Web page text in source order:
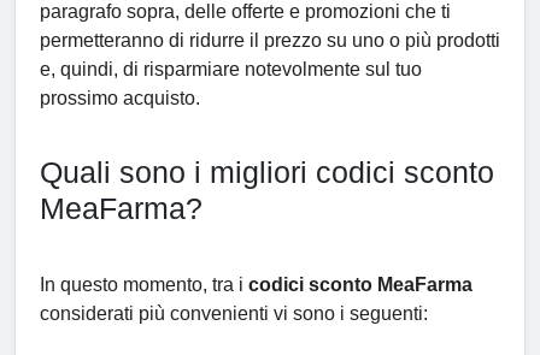
paragrafo sopra, delle offerte e promozioni che ti
permetteranno di ridurre il prezzo su uno o più prodotti
e, quindi, di risparmiare notevolmente sul tuo
prossimo acquisto.
Quali sono i migliori codici sconto
MeaFarma?
In questo momento, tra i codici sconto MeaFarma
considerati più convenienti vi sono i seguenti: